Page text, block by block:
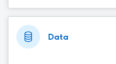
Data